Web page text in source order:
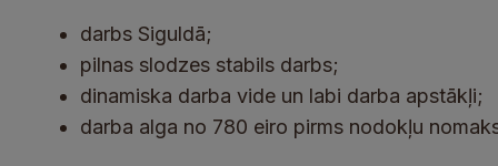
darbs Siguldā;
pilnas slodzes stabils darbs;
dinamiska darba vide un labi darba apstākļi;
darba alga no 780 eiro pirms nodokļu